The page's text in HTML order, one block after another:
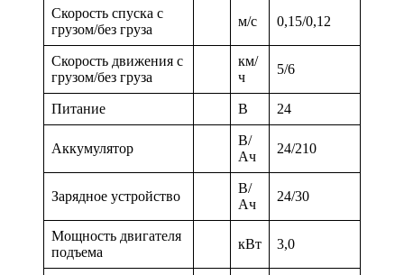
Скорость спуска с
грузом/без груза
м/с 0,15/0,12
Скорость движения с
грузом/без груза
км/
ч
5/6
Питание В 24
Аккумулятор
В/
Ач
24/210
Зарядное устройство
В/
Ач
24/30
Мощность двигателя
подъема
кВт 3,0